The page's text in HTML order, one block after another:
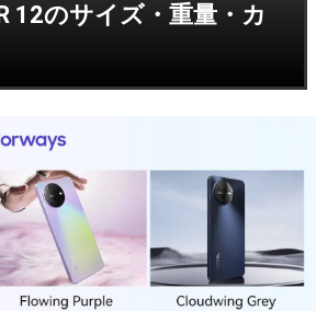
12のサイズ・重量・カ